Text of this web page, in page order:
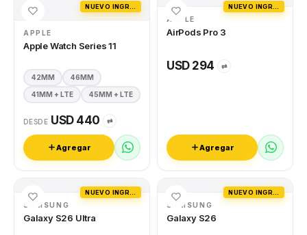
APPLE
Apple Watch Series 11
42MM 46MM
41MM + LTE 45MM + LTE
DESDE USD 440 ⇄
Agregar
APPLE
AirPods Pro 3
USD 294 ⇄
Agregar
SAMSUNG
Galaxy S26 Ultra
SAMSUNG
Galaxy S26